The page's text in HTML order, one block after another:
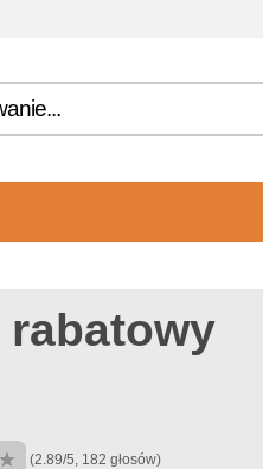
(2.89/5, 182 głosów)